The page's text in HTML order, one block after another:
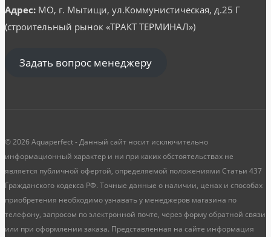
Адрес: МО, г. Мытищи, ул.Коммунистическая, д.25 Г
(строительный рынок «ТРАКТ ТЕРМИНАЛ»)
Задать вопрос менеджеру
© 2026 Aquaperfect - Данный сайт носит исключительно
информационный характер и ни при каких обстоятельствах не
является публичной офертой, определяемой положениями Статьи 437
Гражданского кодекса РФ. Точные данные о наличии, ценах и способах
приобретения необходимо узнавать у менеджеров магазина по
телефону, запросом по электронной почте, через форму обратной связи
или при оформлении заказа. Представленная на сайте информация